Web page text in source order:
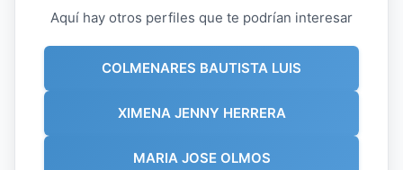
Aquí hay otros perfiles que te podrían interesar
COLMENARES BAUTISTA LUIS
XIMENA JENNY HERRERA
MARIA JOSE OLMOS